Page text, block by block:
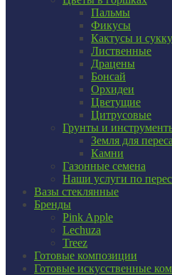
Пальмы
Фикусы
Кактусы и
Лиственные
Драцены
Бонсай
Орхидеи
Цветущие
Цитрусовые
Грунты и
Земля для
Камни
Газонные семена
Наши услуги по
Вазы стеклянные
Бренды
Pink Apple
Lechuza
Treez
Готовые композиции
Готовые искусственные